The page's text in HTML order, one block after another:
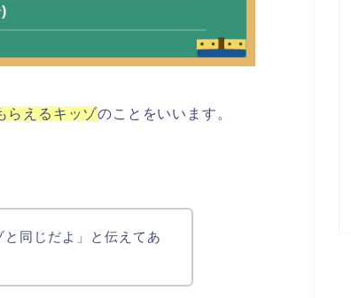
らえるキッゾのことをいいます。
同じだよ」と伝えてあ